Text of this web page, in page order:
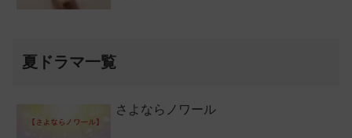
夏ドラマ一覧
さよならノワール